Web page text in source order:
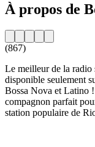
À propos de
(867)
Le meilleur de la radio
disponible seulement
Bossa Nova et Latino
compagnon parfait
station populaire de